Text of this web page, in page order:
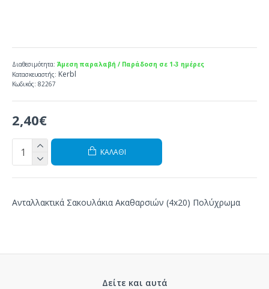
2,40€
Διαθεσιμότητα: Άμεση παραλαβή / Παράδοση σε 1-3 ημέρες
Κατασκευαστής: Kerbl
Κωδικός: 82267
ΚΑΛΆΘΙ
Ανταλλακτικά Σακουλάκια Ακαθαρσιών (4x20) Πολύχρωμα
Δείτε και αυτά